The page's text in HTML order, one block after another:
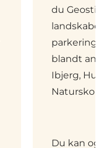
du
blandt
Ibjerg,
Du kan